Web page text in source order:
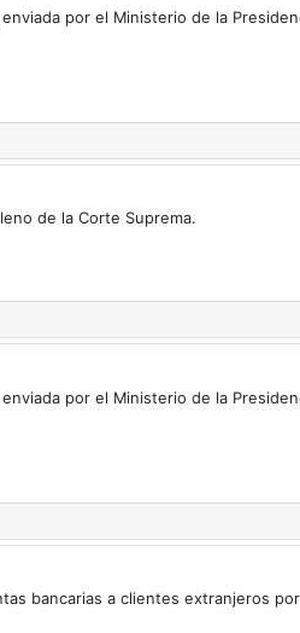
por el Ministerio de la
de la Corte Suprema.
por el Ministerio de la
bancarias a clientes extranjeros